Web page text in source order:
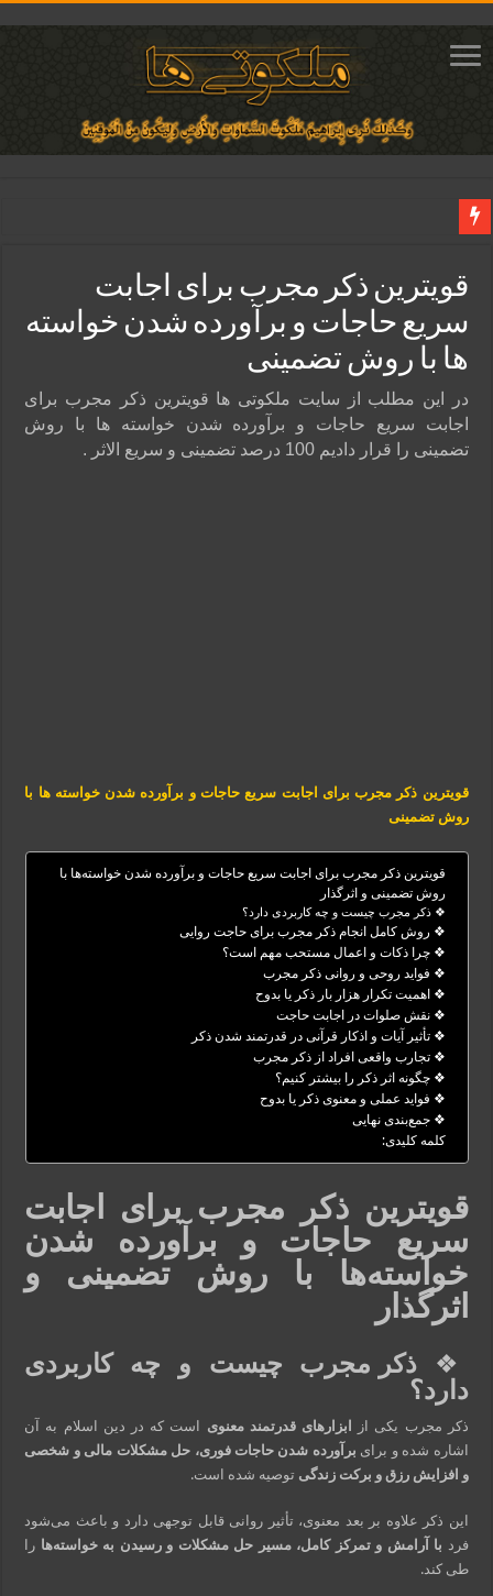
ختم آیات ۲ و ۳ سوره طلاق برای افزایش رزق و روزی | روش ختم، متن آیات و فضیلت
آیات قرآنی برای استجابت دعا و آسان شدن کارها و برآورده شدن حاجت
قویترین ذکر استجابت دعا و حاجت روایی | ذکر اسماء الحسنی برآورده شدن حاجت
دعای افزایش رزق و روزی و ثروتمند شدن | متن دعا و اذکار مجرب
قویترین ذکر مجرب برای اجابت
سریع حاجات و برآورده شدن خواسته‌
ها با روش تضمینی
در این مطلب از سایت ملکوتی ها قویترین ذکر مجرب برای
اجابت سریع حاجات و برآورده شدن خواسته‌ ها با روش
تضمینی را قرار دادیم 100 درصد تضمینی و سریع الاثر .
قویترین ذکر مجرب برای اجابت سریع حاجات و برآورده شدن خواسته‌ ها با
روش تضمینی
قویترین ذکر مجرب برای اجابت سریع حاجات و برآورده شدن خواسته‌ها با
روش تضمینی و اثرگذار
❖ ذکر مجرب چیست و چه کاربردی دارد؟
❖ روش کامل انجام ذکر مجرب برای حاجت روایی
❖ چرا ذکات و اعمال مستحب مهم است؟
❖ فواید روحی و روانی ذکر مجرب
❖ اهمیت تکرار هزار بار ذکر یا بدوح
❖ نقش صلوات در اجابت حاجت
❖ تأثیر آیات و اذکار قرآنی در قدرتمند شدن ذکر
❖ تجارب واقعی افراد از ذکر مجرب
❖ چگونه اثر ذکر را بیشتر کنیم؟
❖ فواید عملی و معنوی ذکر یا بدوح
❖ جمع‌بندی نهایی
کلمه کلیدی:
قویترین ذکر مجرب برای اجابت
سریع حاجات و برآورده شدن
خواسته‌ها با روش تضمینی و
اثرگذار
❖ ذکر مجرب چیست و چه کاربردی
دارد؟
ذکر مجرب یکی از ابزارهای قدرتمند معنوی است که در دین اسلام به آن
اشاره شده و برای برآورده شدن حاجات فوری، حل مشکلات مالی و شخصی
و افزایش رزق و برکت زندگی توصیه شده است.
این ذکر علاوه بر بعد معنوی، تأثیر روانی قابل توجهی دارد و باعث می‌شود
فرد با آرامش و تمرکز کامل، مسیر حل مشکلات و رسیدن به خواسته‌ها را
طی کند.